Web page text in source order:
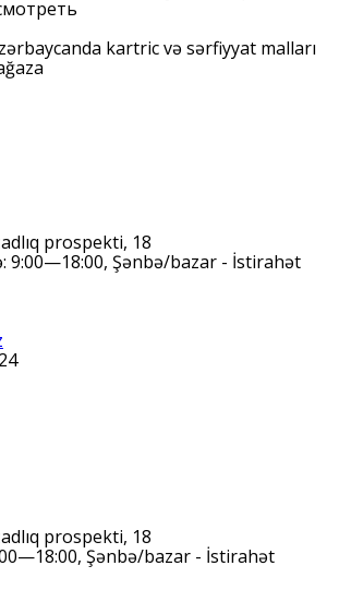
kartric və sərfiyyat malları
prospekti, 18
9:00—18:00, Şənbə/bazar - İstirahət
prospekti, 18
Şənbə/bazar - İstirahət